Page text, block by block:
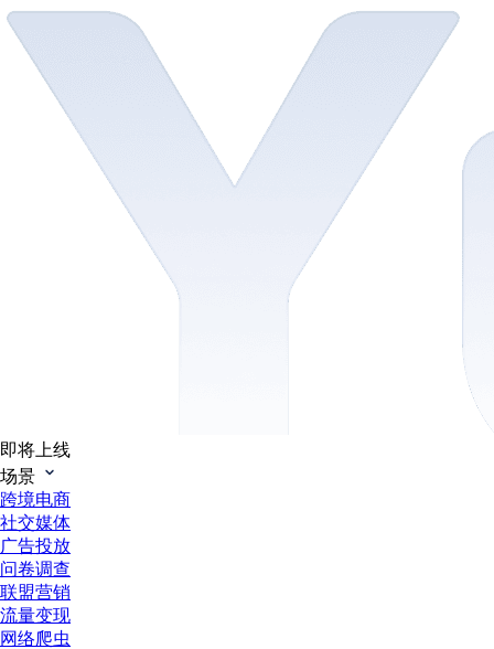
即将上线
场景
跨境电商
社交媒体
广告投放
问卷调查
联盟营销
流量变现
网络爬虫